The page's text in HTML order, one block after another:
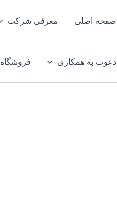
صفحه اصلی معرفی شرکت
دعوت به همکاری فروشگاه